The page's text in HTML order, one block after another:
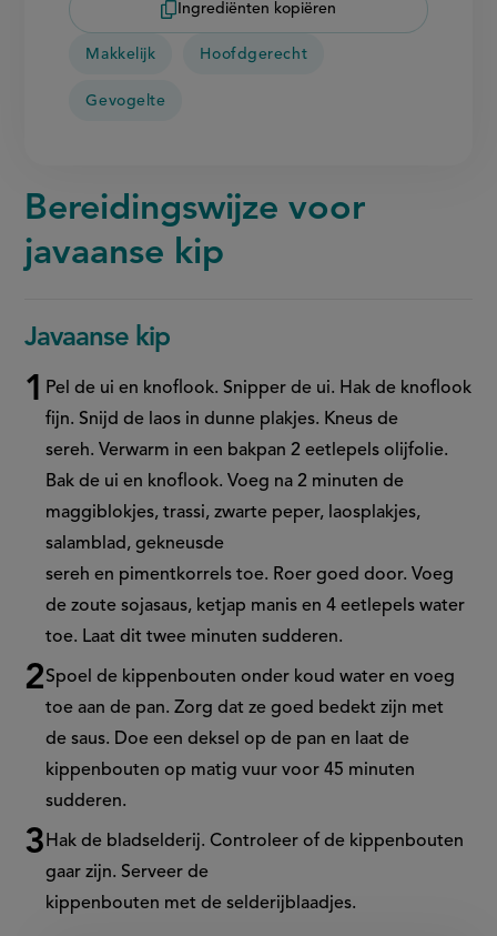
Ingrediënten kopiëren
Makkelijk Hoofdgerecht
Gevogelte
Bereidingswijze voor
javaanse kip
Javaanse kip
Pel de ui en knoflook. Snipper de ui. Hak de knoflook
fijn. Snijd de laos in dunne plakjes. Kneus de
sereh. Verwarm in een bakpan 2 eetlepels olijfolie.
Bak de ui en knoflook. Voeg na 2 minuten de
maggiblokjes, trassi, zwarte peper, laosplakjes,
salamblad, gekneusde
sereh en pimentkorrels toe. Roer goed door. Voeg
de zoute sojasaus, ketjap manis en 4 eetlepels water
toe. Laat dit twee minuten sudderen.
Spoel de kippenbouten onder koud water en voeg
toe aan de pan. Zorg dat ze goed bedekt zijn met
de saus. Doe een deksel op de pan en laat de
kippenbouten op matig vuur voor 45 minuten
sudderen.
Hak de bladselderij. Controleer of de kippenbouten
gaar zijn. Serveer de
kippenbouten met de selderijblaadjes.